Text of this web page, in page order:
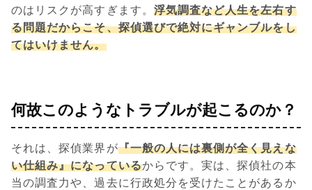
のはリスクが高すぎます。 浮気調査など人生を左右す
る問題だからこそ、探偵選びで絶対にギャンブルをし
てはいけません。
何故このようなトラブルが起こるのか？
それは、探偵業界が『一般の人には裏側が全く見えな
い仕組み』になっているからです。実は、探偵社の本
当の調査力や、過去に行政処分を受けたことがあるか